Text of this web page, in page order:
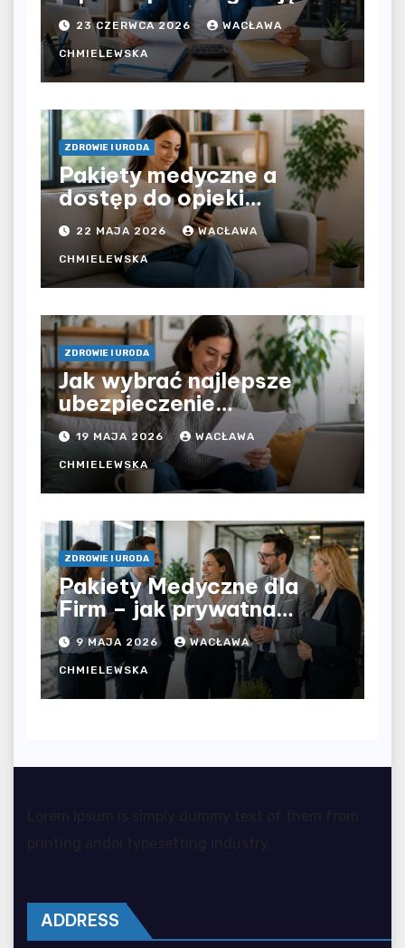
bezpośrednio u
pracodawcy – jak
rozliczyć oba źródła
dochodu?
23 CZERWCA 2026 WACŁAWA
CHMIELEWSKA
ZDROWIE I URODA
Pakiety medyczne a
dostęp do opieki
zdrowotnej bez
ograniczeń czasowych –
czy prywatna opieka daje
większą swobodę?
22 MAJA 2026 WACŁAWA
CHMIELEWSKA
ZDROWIE I URODA
Jak wybrać najlepsze
ubezpieczenie
komunikacyjne i uniknąć
kosztownych błędów?
19 MAJA 2026 WACŁAWA
CHMIELEWSKA
ZDROWIE I URODA
Pakiety Medyczne dla
Firm – jak prywatna
opieka zdrowotna
wpływa na jakość
współpracy w
organizacji?
9 MAJA 2026 WACŁAWA
CHMIELEWSKA
ADDRESS